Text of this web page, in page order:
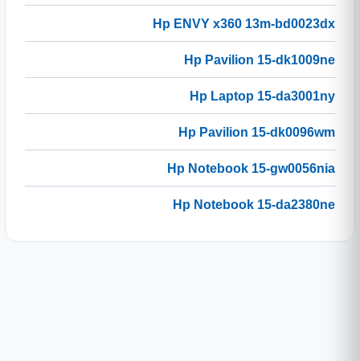
Hp ENVY x360 13m-bd0023dx
Hp Pavilion 15-dk1009ne
Hp Laptop 15-da3001ny
Hp Pavilion 15-dk0096wm
Hp Notebook 15-gw0056nia
Hp Notebook 15-da2380ne